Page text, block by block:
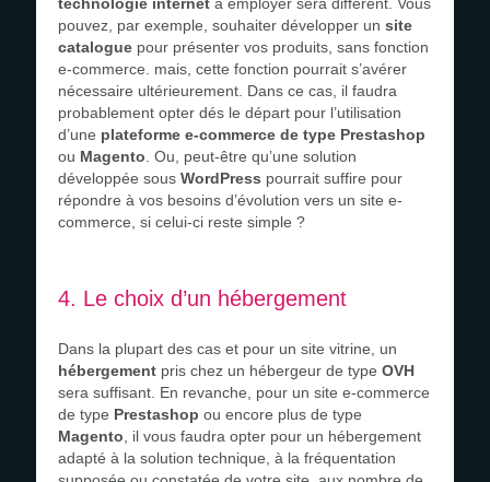
pouvez, par exemple, souhaiter développer un site
catalogue pour présenter vos produits, sans fonction
e-commerce. mais, cette fonction pourrait s’avérer
nécessaire ultérieurement. Dans ce cas, il faudra
probablement opter dés le départ pour l’utilisation
d’une plateforme e-commerce de type Prestashop
ou Magento . Ou, peut-être qu’une solution
développée sous WordPress pourrait suffire pour
répondre à vos besoins d’évolution vers un site e-
commerce, si celui-ci reste simple ?
4. Le choix d’un hébergement
Dans la plupart des cas et pour un site vitrine, un
hébergement pris chez un hébergeur de type OVH
sera suffisant. En revanche, pour un site e-commerce
de type Prestashop ou encore plus de type
Magento , il vous faudra opter pour un hébergement
adapté à la solution technique, à la fréquentation